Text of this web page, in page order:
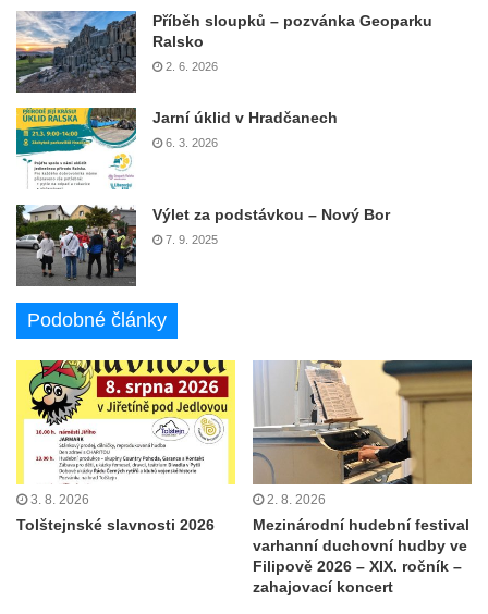
Příběh sloupků – pozvánka Geoparku
Ralsko
2. 6. 2026
Jarní úklid v Hradčanech
6. 3. 2026
Výlet za podstávkou – Nový Bor
7. 9. 2025
Podobné články
3. 8. 2026
Tolštejnské slavnosti 2026
2. 8. 2026
Mezinárodní hudební festival
varhanní duchovní hudby ve
Filipově 2026 – XIX. ročník –
zahajovací koncert